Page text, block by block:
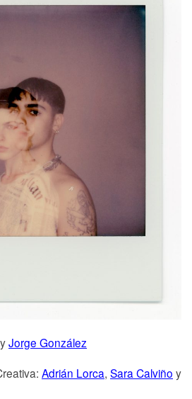
yJorge González
Adrián Lorca, Sara Calviño y